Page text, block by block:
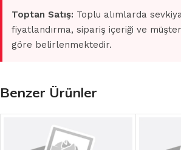
Toptan Satış: Toplu alımlarda
fiyatlandırma, sipariş içeriği ve
göre belirlenmektedir.
Benzer Ürünler